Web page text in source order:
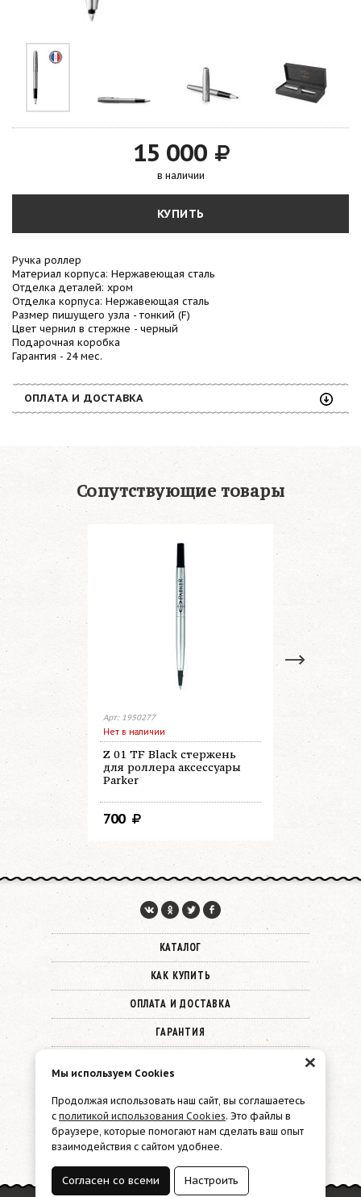
15 000
в наличии
КУПИТЬ
Ручка роллер
Материал корпуса: Нержавеющая сталь
Отделка деталей: хром
Отделка корпуса: Нержавеющая сталь
Размер пишущего узла - тонкий (F)
Цвет чернил в стержне - черный
Подарочная коробка
Гарантия - 24 мес.
ОПЛАТА И ДОСТАВКА
Сопутствующие товары
Арт: 1950277
Нет в наличии
Z 01 TF Black стержень
для роллера аксессуары
Parker
700
В наличии
Z 01 TF
КАТАЛОГ
КАК КУПИТЬ
ОПЛАТА И ДОСТАВКА
ГАРАНТИЯ
Политика конфиденциальности
×
Мы используем Cookies
Продолжая использовать наш сайт, вы соглашаетесь
с политикой использования Cookies. Это файлы в
браузере, которые помогают нам сделать ваш опыт
взаимодействия с сайтом удобнее.
Согласен со всеми Настроить